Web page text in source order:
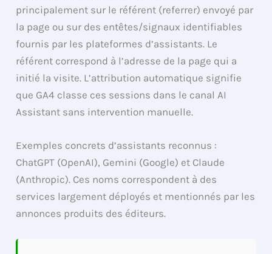
principalement sur le référent (referrer) envoyé par
la page ou sur des entêtes/signaux identifiables
fournis par les plateformes d’assistants. Le
référent correspond à l’adresse de la page qui a
initié la visite. L’attribution automatique signifie
que GA4 classe ces sessions dans le canal AI
Assistant sans intervention manuelle.
Exemples concrets d’assistants reconnus :
ChatGPT (OpenAI), Gemini (Google) et Claude
(Anthropic). Ces noms correspondent à des
services largement déployés et mentionnés par les
annonces produits des éditeurs.